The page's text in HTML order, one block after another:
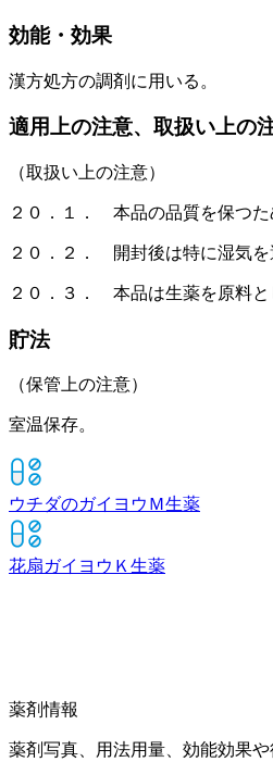
効能・効果
漢方処方の調剤に用いる。
適用上の注意、取扱い上の
（取扱い上の注意）
２０．１． 本品の品質を保つた
２０．２． 開封後は特に湿気を
２０．３． 本品は生薬を原料と
貯法
（保管上の注意）
室温保存。
ウチダのガイヨウＭ生薬
花扇ガイヨウＫ 生薬
薬剤情報
薬剤写真、用法用量、効能効果